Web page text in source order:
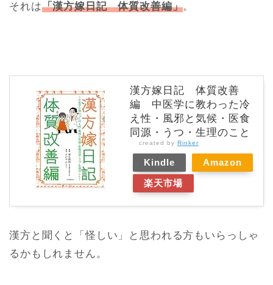
それは「漢方嫁日記 体質改善編」。
漢方嫁日記 体質改善
編 中医学に教わった冷
え性・風邪と気候・医食
同源・うつ・生理のこと
created by Rinker
Kindle
Amazon
楽天市場
漢方と聞くと「怪しい」と思われる方もいらっしゃ
るかもしれません。